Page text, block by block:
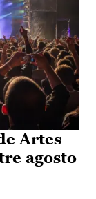
Artes
agosto